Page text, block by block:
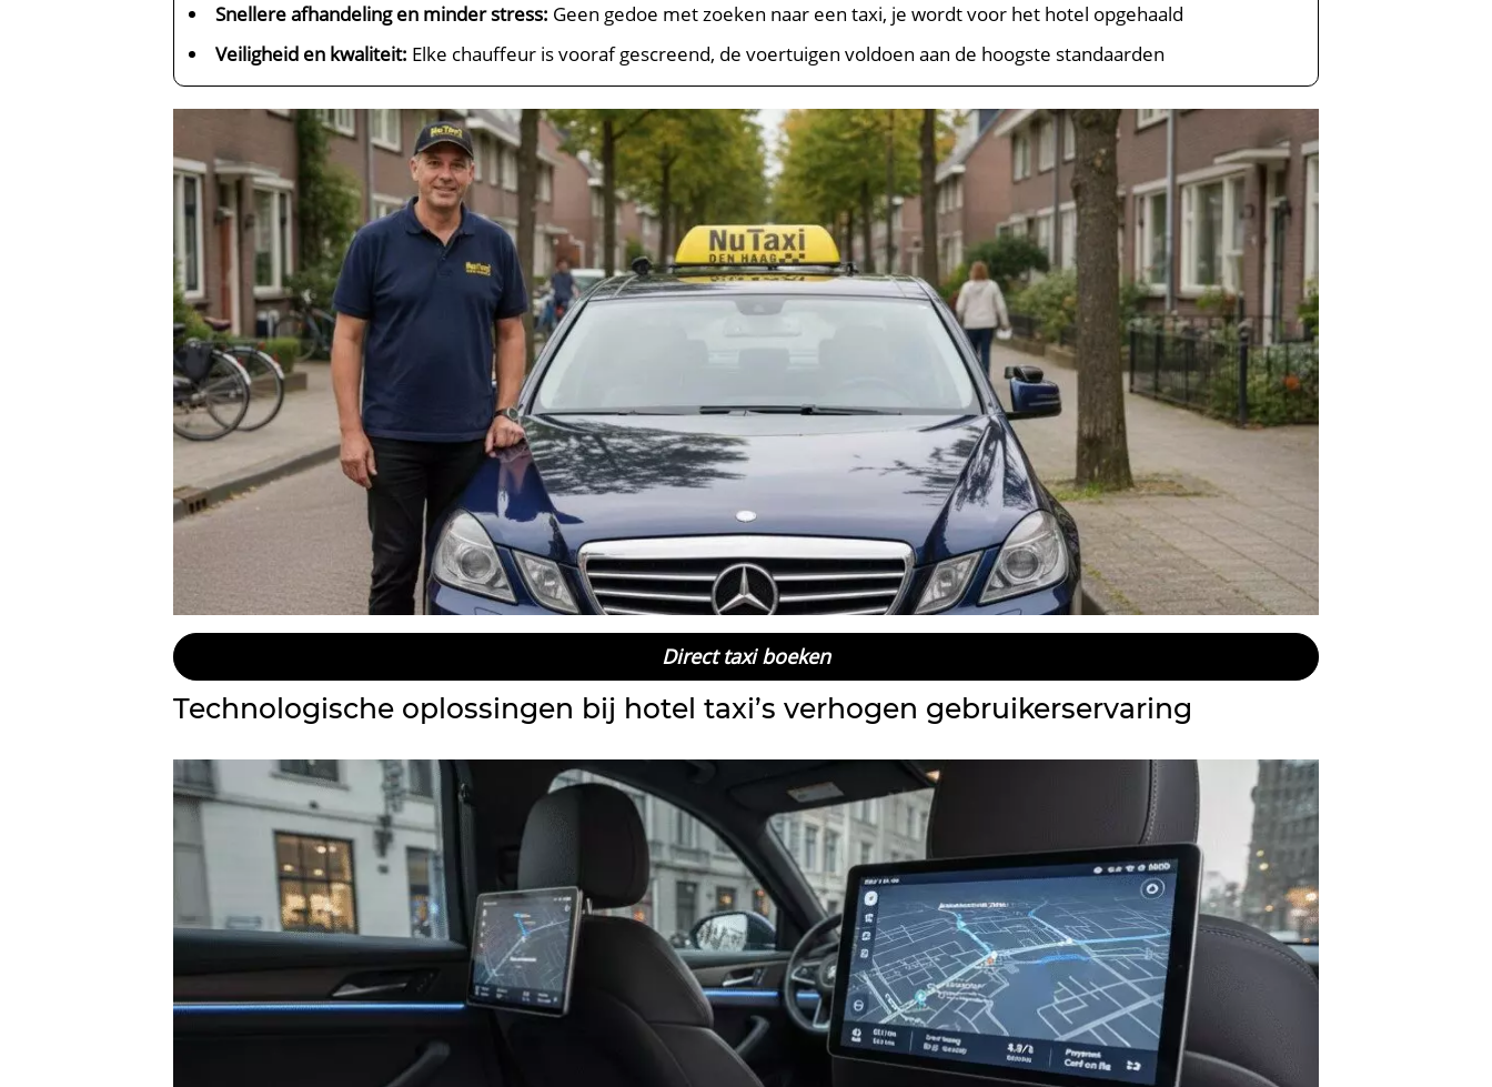
Snellere afhandeling en minder stress: Geen gedoe met zoeken naar een taxi, je wordt voor het hotel opgehaald
Veiligheid en kwaliteit: Elke chauffeur is vooraf gescreend, de voertuigen voldoen aan de hoogste standaarden
Direct taxi boeken
Technologische oplossingen bij hotel taxi’s verhogen gebruikerservaring